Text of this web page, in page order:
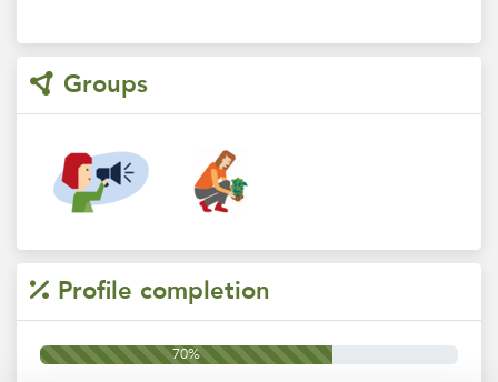
Groups
Profile completion
70%